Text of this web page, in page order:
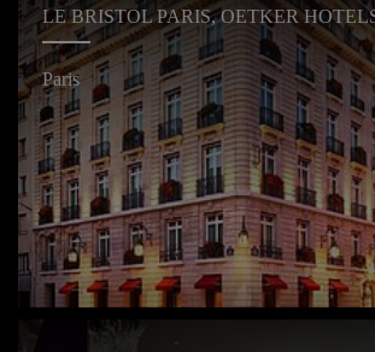
LE BRISTOL PARIS, OETKER
Paris